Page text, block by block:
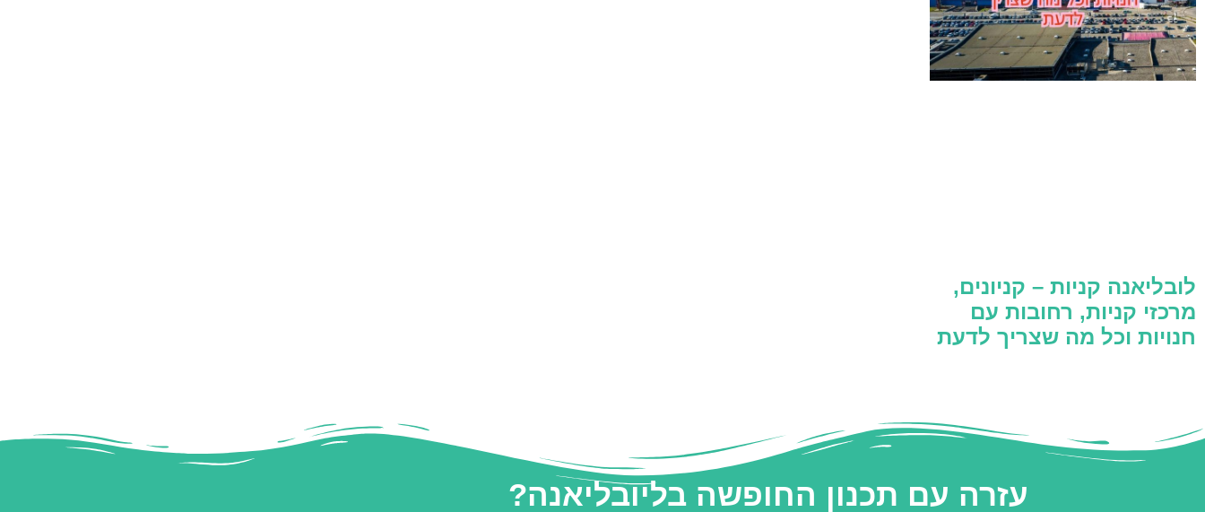
לובליאנה קניות – קניונים,
מרכזי קניות, רחובות עם
חנויות וכל מה שצריך לדעת
עזרה עם תכנון החופשה בליובליאנה?